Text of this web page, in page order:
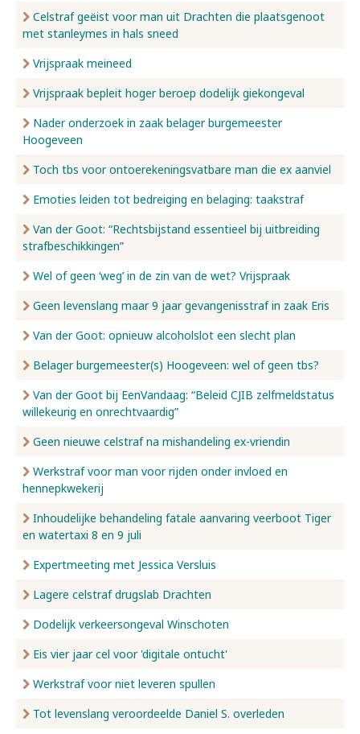
Celstraf geëist voor man uit Drachten die plaatsgenoot
met stanleymes in hals sneed
Vrijspraak meineed
Vrijspraak bepleit hoger beroep dodelijk giekongeval
Nader onderzoek in zaak belager burgemeester
Hoogeveen
Toch tbs voor ontoerekeningsvatbare man die ex aanviel
Emoties leiden tot bedreiging en belaging: taakstraf
Van der Goot: “Rechtsbijstand essentieel bij uitbreiding
strafbeschikkingen”
Wel of geen ‘weg’ in de zin van de wet? Vrijspraak
Geen levenslang maar 9 jaar gevangenisstraf in zaak Eris
Van der Goot: opnieuw alcoholslot een slecht plan
Belager burgemeester(s) Hoogeveen: wel of geen tbs?
Van der Goot bij EenVandaag: “Beleid CJIB zelfmeldstatus
willekeurig en onrechtvaardig”
Geen nieuwe celstraf na mishandeling ex-vriendin
Werkstraf voor man voor rijden onder invloed en
hennepkwekerij
Inhoudelijke behandeling fatale aanvaring veerboot Tiger
en watertaxi 8 en 9 juli
Expertmeeting met Jessica Versluis
Lagere celstraf drugslab Drachten
Dodelijk verkeersongeval Winschoten
Eis vier jaar cel voor 'digitale ontucht'
Werkstraf voor niet leveren spullen
Tot levenslang veroordeelde Daniel S. overleden